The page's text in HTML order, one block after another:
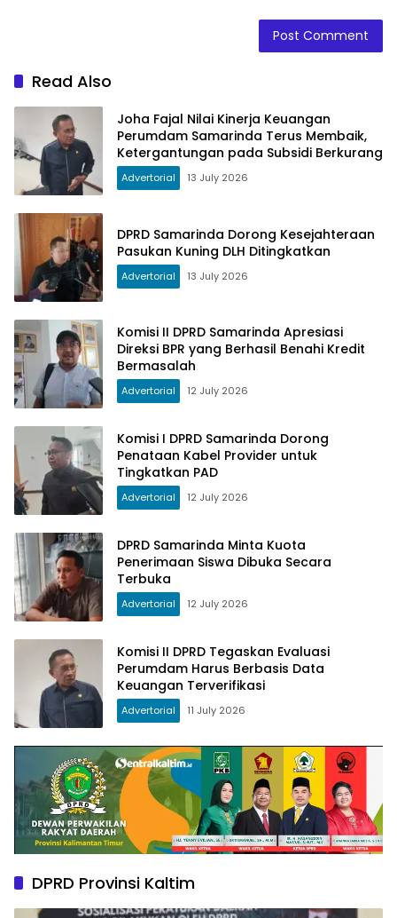
Read Also
Joha Fajal Nilai Kinerja Keuangan
Perumdam Samarinda Terus Membaik,
Ketergantungan pada Subsidi Berkurang
Advertorial 13 July 2026
DPRD Samarinda Dorong Kesejahteraan
Pasukan Kuning DLH Ditingkatkan
Advertorial 13 July 2026
Komisi II DPRD Samarinda Apresiasi
Direksi BPR yang Berhasil Benahi Kredit
Bermasalah
Advertorial 12 July 2026
Komisi I DPRD Samarinda Dorong
Penataan Kabel Provider untuk
Tingkatkan PAD
Advertorial 12 July 2026
DPRD Samarinda Minta Kuota
Penerimaan Siswa Dibuka Secara
Terbuka
Advertorial 12 July 2026
Komisi II DPRD Tegaskan Evaluasi
Perumdam Harus Berbasis Data
Keuangan Terverifikasi
Advertorial 11 July 2026
DPRD Provinsi Kaltim